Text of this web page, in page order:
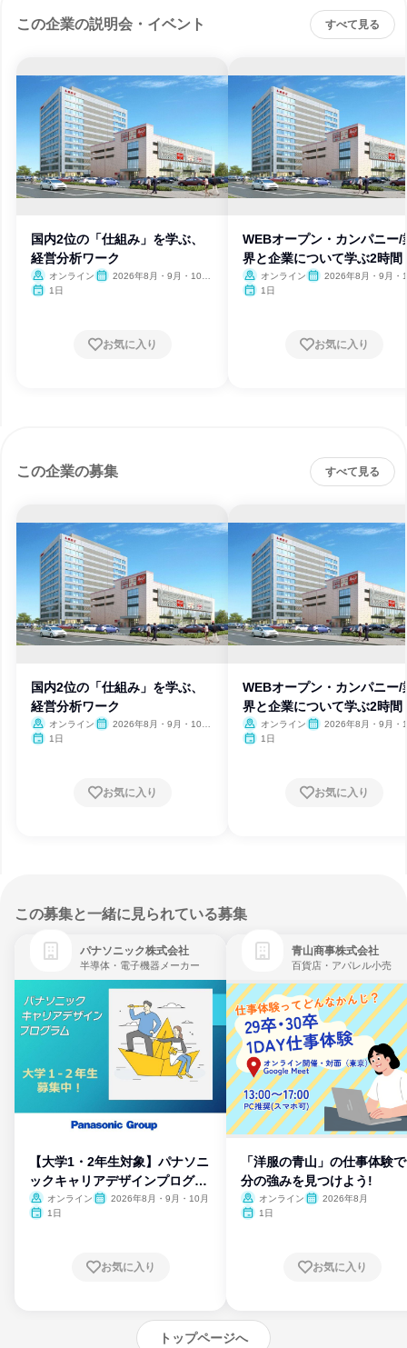
この企業の説明会・イベント すべて見る
国内2位の「仕組み」を学ぶ、
経営分析ワーク
オンライン
2026年8月・9月・10
1日
お気に入り
WEBオープン・カンパニー/
界と企業について学ぶ2時間
オンライン
2026年8月・9月・
1日
お気に入り
この企業の募集 すべて見る
国内2位の「仕組み」を学ぶ、
経営分析ワーク
オンライン
2026年8月・9月・10
1日
お気に入り
WEBオープン・カンパニー/
界と企業について学ぶ2時間
オンライン
2026年8月・9月・
1日
お気に入り
この募集と一緒に見られている募集
パナソニック株式会社
半導体・電子機器メーカー
【大学1・2年生対象】パナソニ
ックキャリアデザインプログラ
ム
オンライン
2026年8月・9月・10月
1日
お気に入り
青山商事株式会社
百貨店・アパレル小売
「洋服の青山」の仕事体験
分の強みを見つけよう!
オンライン
2026年8月
1日
お気に入り
トップページへ